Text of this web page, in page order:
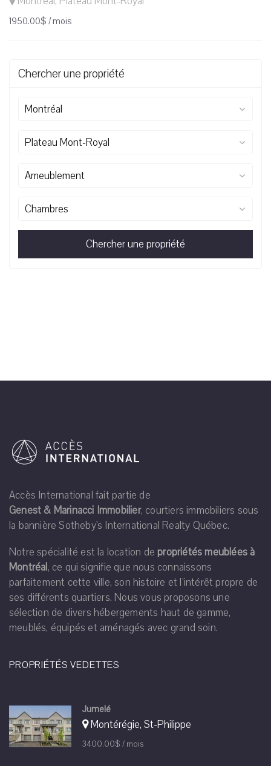
1950.00$ / mois
Chercher une propriété
Montréal
Plateau Mont-Royal
Ameublement
Chambres
Chercher une propriété
Accès International fait partie de
Genest & Marinacci Immobilier, courtiers immobiliers sous
la bannière Sotheby's International Realty Québec.
Notre spécialité est la location de propriétés meublées à
Montréal, ce qui signifie que nous connaissons
parfaitement cette ville, son histoire et l’intérêt propre de
ses différents quartiers. Nous vous proposons une
sélection de divers hébergements haut de gamme,
meublés, équipés et aménagés avec grand soin.
PROPRIÉTÉS VEDETTES
Jumelé
Montérégie, St-Philippe
3400.00$ / mois